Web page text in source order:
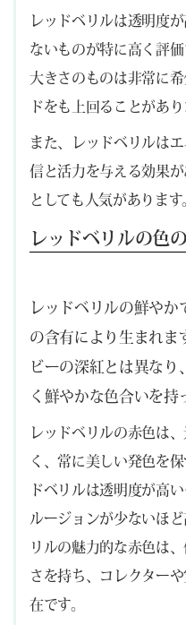
レッドベリルは透明度
ないものが特に高く評
大きさのものは非常に
ドをも上回ることがあり
また、レッドベリルは
信と活力を与える効果
としても人気があります
レッドベリルの色
レッドベリルの鮮や
の含有により生まれま
ビーの深紅とは異なり
く鮮やかな色合いを持
レッドベリルの赤色は
く、常に美しい発色を
ドベリルは透明度が高
ルージョンが少ないほ
リルの魅力的な赤色は
さを持ち、コレクター
在です。